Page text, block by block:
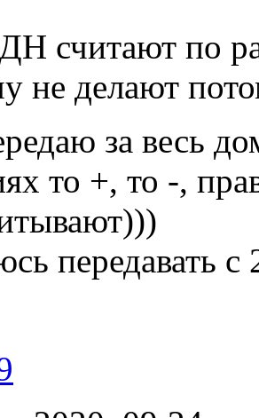
считают по
не делают
за весь
то +, то -,
передавать